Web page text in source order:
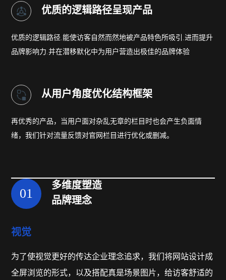
优质的逻辑路径呈现产品
优质的逻辑路径,能使访客自然而然地被产品特色所吸引,进而提升
品牌影响力,并在潜移默化中为用户营造出极佳的品牌体验
从用户角度优化结构框架
再优秀的产品，当用户面对杂乱无章的栏目 时也会产生负面情
绪，我们针对流量反馈对官网栏目进行优化或删减。
01
多维度塑造
品牌理念
视觉
为了使视觉更好的传达企业理念追求，我们将网站设计成
全屏浏览的形式，以及搭配真是场景图片，给访客舒适的